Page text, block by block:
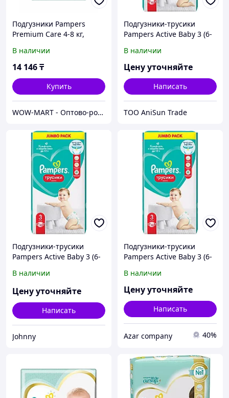
Подгузники Pampers
Premium Care 4-8 кг,
В наличии
14 146₸
Купить
WOW-MART - Оптово-розничный Склад - товары на заказ до двери
Подгузники-трусики
Pampers Active Baby 3 (6-
В наличии
Цену уточняйте
Написать
ТОО AniSun Trade
Подгузники-трусики
Pampers Active Baby 3 (6-
В наличии
Цену уточняйте
Написать
Johnny
Подгузники-трусики
Pampers Active Baby 3 (6-
В наличии
Цену уточняйте
Написать
Azar company 40%